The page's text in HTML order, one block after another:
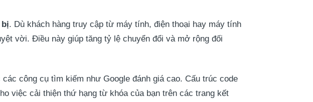
. Dù khách hàng truy cập từ máy tính, điện thoại hay máy tính
vời. Điều này giúp tăng tỷ lệ chuyển đổi và mở rộng đối
công cụ tìm kiếm như Google đánh giá cao. Cấu trúc code
việc cải thiện thứ hạng từ khóa của bạn trên các trang kết